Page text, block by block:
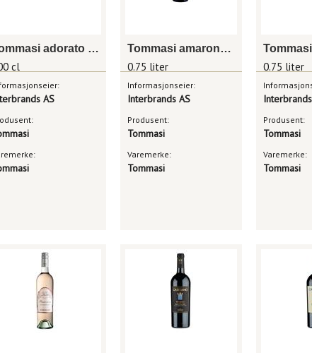
Tommasi adorato appassionato
cl
AS
Tommasi amarone classico ca'florian riserva
0.75 liter
Informasjonseier:
Interbrands AS
Produsent:
Tommasi
Varemerke:
Tommasi
0.75 liter
Produsent:
Tommasi
Varemerke:
Tommasi